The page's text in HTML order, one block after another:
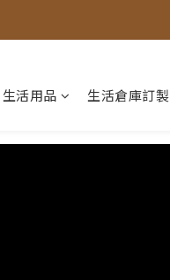
生活用品 生活倉庫訂製